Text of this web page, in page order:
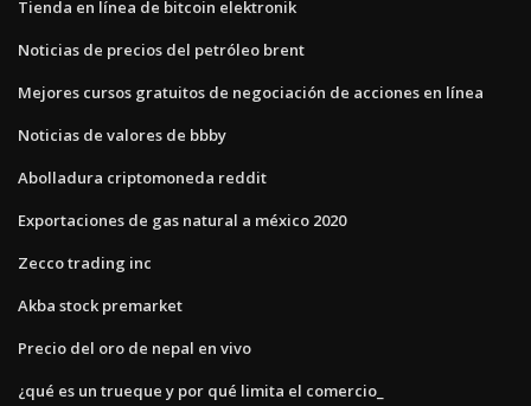
Tienda en línea de bitcoin elektronik
Noticias de precios del petróleo brent
Mejores cursos gratuitos de negociación de acciones en línea
Noticias de valores de bbby
Abolladura criptomoneda reddit
Exportaciones de gas natural a méxico 2020
Zecco trading inc
Akba stock premarket
Precio del oro de nepal en vivo
¿qué es un trueque y por qué limita el comercio_